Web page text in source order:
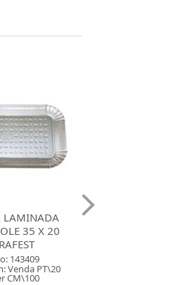
N 09
143407
Venda PT\10
CM\50